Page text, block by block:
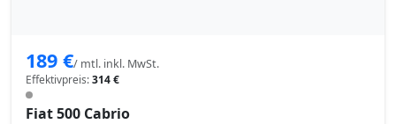
189 €/ mtl. inkl. MwSt.
Effektivpreis:314 €
Fiat 500 Cabrio